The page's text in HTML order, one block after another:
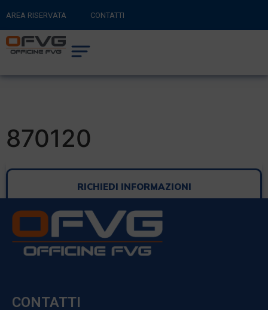
AREA RISERVATA CONTATTI
RITORNA AL SITO PRINCIPALE
CARRELLO
870120
RICHIEDI INFORMAZIONI
CONTATTI